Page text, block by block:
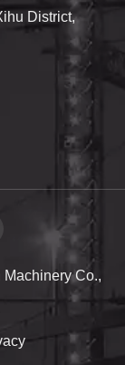
District,
Co.,